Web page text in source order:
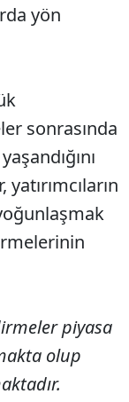
yön
sonrasında
piyasa
olup